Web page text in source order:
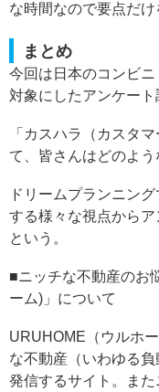
な時間なので要点だけ
まとめ
今回は日本のコンビ
対象にしたアンケート
「カスハラ（カスタ
て、皆さんはどのよう
ドリームプランニン
する様々な視点から
という。
■ニッチな不動産のお
ーム)」について
URUHOME（ウルホ
な不動産（いわゆる
発信するサイト。ま